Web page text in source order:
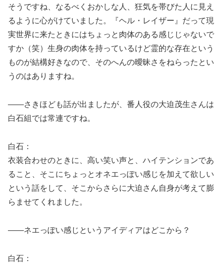
そうですね、なるべくおかしな人、狂気を帯びた人に見え
るように心がけていました。『ヘル・レイザー』だって現
実世界に来たときにはちょっと肉体のある感じじゃないで
すか（笑）生身の肉体を持っているけど霊的な存在という
ものが結構好きなので、そのへんの曖昧さをねらったとい
うのはありますね。
――さきほども話が出ましたが、番人役の大迫茂生さんは
白石組では常連ですね。
白石：
衣装合わせのときに、高い笑い声と、ハイテンションであ
ること、そこにちょっとオネエっぽい感じを加えて欲しい
という話をして、そこからさらに大迫さん自身が考えて膨
らませてくれました。
――ネエっぽい感じというアイディアはどこから？
白石：